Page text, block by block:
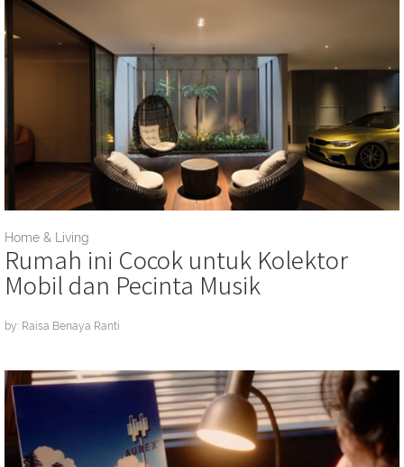
Home & Living
Rumah ini Cocok untuk Kolektor
Mobil dan Pecinta Musik
by: Raisa Benaya Ranti